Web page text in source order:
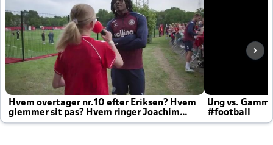
Hvem overtager nr.10 efter Eriksen? Hvem
glemmer sit pas? Hvem ringer Joachim
altid til efter kampe?
Ung vs.
#football